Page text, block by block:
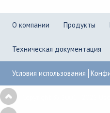
О компании Продукты
Техническая документация
Условия использования